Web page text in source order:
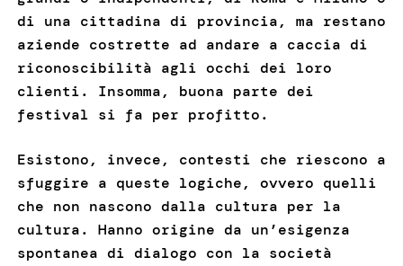
di una cittadina di provincia, ma restano
aziende costrette ad andare a caccia di
riconoscibilità agli occhi dei loro
clienti. Insomma, buona parte dei
festival si fa per profitto.
Esistono, invece, contesti che riescono a
sfuggire a queste logiche, ovvero quelli
che non nascono dalla cultura per la
cultura. Hanno origine da un’esigenza
spontanea di dialogo con la società